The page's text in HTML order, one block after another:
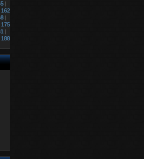
|
162
|
175
|
188